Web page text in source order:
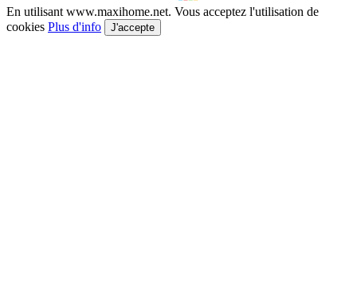
En utilisant www.maxihome.net. Vous acceptez l'utilisation de
cookies Plus d'info J'accepte